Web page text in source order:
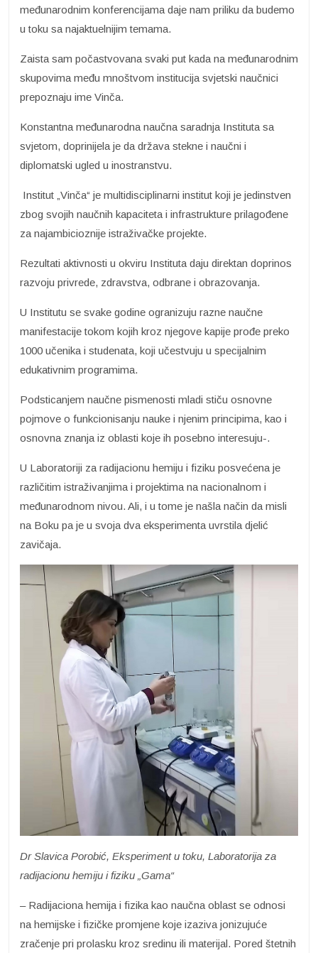
međunarodnim konferencijama daje nam priliku da budemo
u toku sa najaktuelnijim temama.
Zaista sam počastvovana svaki put kada na međunarodnim
skupovima među mnoštvom institucija svjetski naučnici
prepoznaju ime Vinča.
Konstantna međunarodna naučna saradnja Instituta sa
svjetom, doprinijela je da država stekne i naučni i
diplomatski ugled u inostranstvu.
Institut „Vinča“ je multidisciplinarni institut koji je jedinstven
zbog svojih naučnih kapaciteta i infrastrukture prilagođene
za najambicioznije istraživačke projekte.
Rezultati aktivnosti u okviru Instituta daju direktan doprinos
razvoju privrede, zdravstva, odbrane i obrazovanja.
U Institutu se svake godine ogranizuju razne naučne
manifestacije tokom kojih kroz njegove kapije prođe preko
1000 učenika i studenata, koji učestvuju u specijalnim
edukativnim programima.
Podsticanjem naučne pismenosti mladi stiču osnovne
pojmove o funkcionisanju nauke i njenim principima, kao i
osnovna znanja iz oblasti koje ih posebno interesuju-.
U Laboratoriji za radijacionu hemiju i fiziku posvećena je
različitim istraživanjima i projektima na nacionalnom i
međunarodnom nivou. Ali, i u tome je našla način da misli
na Boku pa je u svoja dva eksperimenta uvrstila djelić
zavičaja.
Dr Slavica Porobić, Eksperiment u toku, Laboratorija za
radijacionu hemiju i fiziku „Gama“
– Radijaciona hemija i fizika kao naučna oblast se odnosi
na hemijske i fizičke promjene koje izaziva jonizujuće
zračenje pri prolasku kroz sredinu ili materijal. Pored štetnih